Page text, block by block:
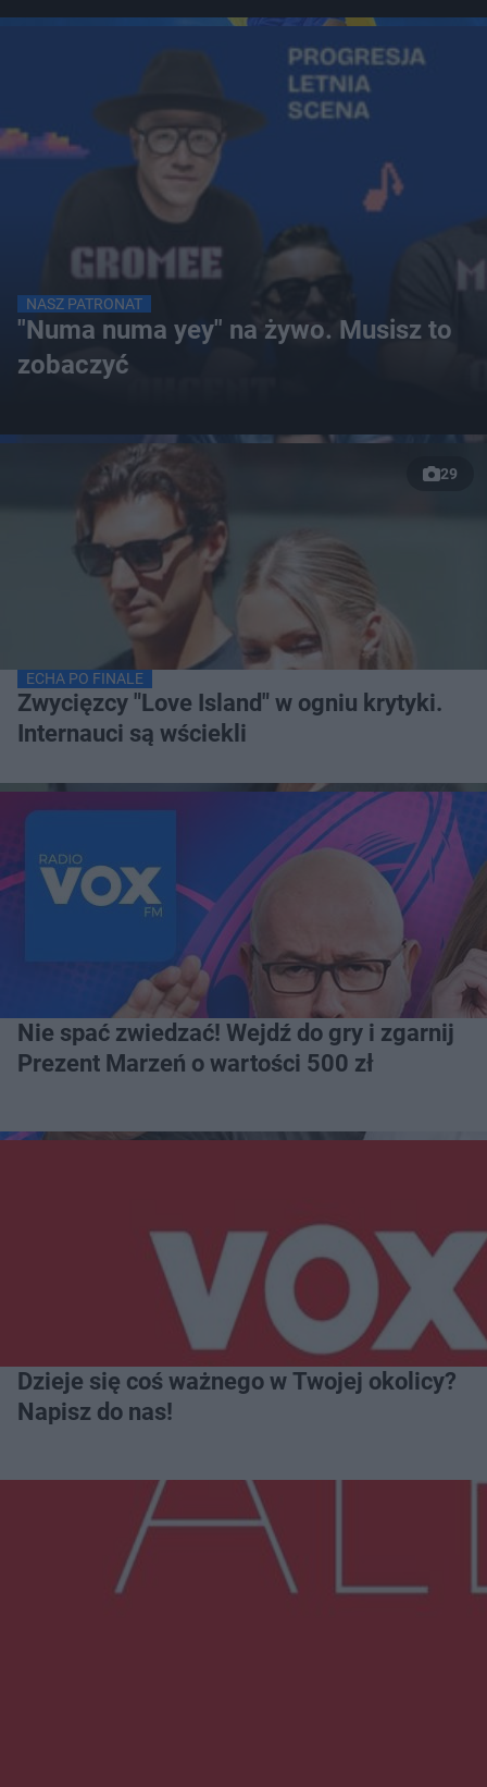
NASZ PATRONAT
"Numa numa yey" na żywo. Musisz to
zobaczyć
29
ECHA PO FINALE
Zwycięzcy "Love Island" w ogniu krytyki.
Internauci są wściekli
Nie spać zwiedzać! Wejdź do gry i zgarnij
Prezent Marzeń o wartości 500 zł
Dzieje się coś ważnego w Twojej okolicy?
Napisz do nas!
Więcej